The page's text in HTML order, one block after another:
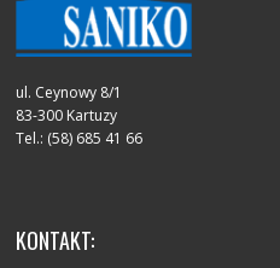
ul. Ceynowy 8/1
83-300 Kartuzy
Tel.: (58) 685 41 66
KONTAKT: